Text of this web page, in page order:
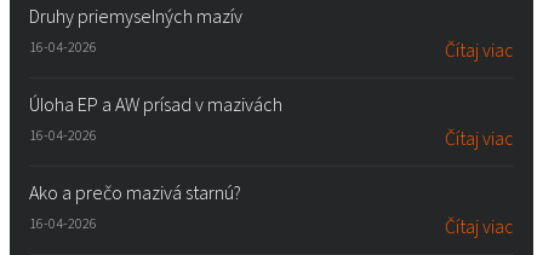
Druhy priemyselných mazív
16-04-2026 Čítaj viac
Úloha EP a AW prísad v mazivách
16-04-2026 Čítaj viac
Ako a prečo mazivá starnú?
16-04-2026 Čítaj viac